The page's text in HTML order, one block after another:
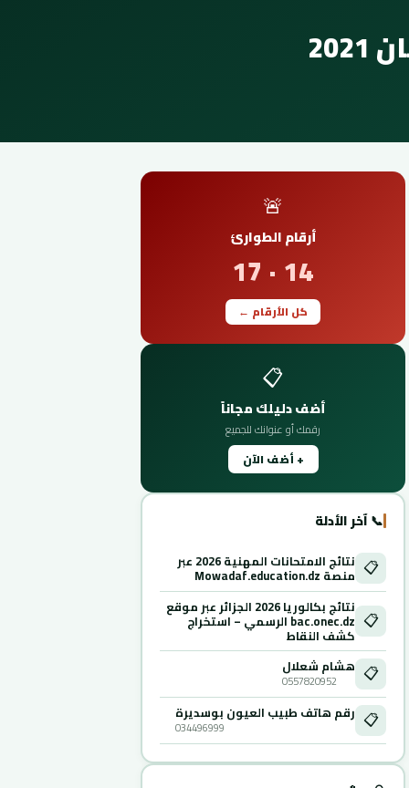
🚨
أرقام الطوارئ
14 · 17
كل الأرقام ←
📋
أضف دليلك مجاناً
رقمك أو عنوانك للجميع
+ أضف الآن
📞 آخر الأدلة
📋 نتائج الامتحانات المهنية 2026 عبر
منصة Mowadaf.education.dz
📋
نتائج بكالوريا 2026 الجزائر عبر موقع
bac.onec.dz الرسمي – استخراج
كشف النقاط
📋 هشام شعلال
0557820952
📋 رقم هاتف طبيب العيون بوسديرة
034496999